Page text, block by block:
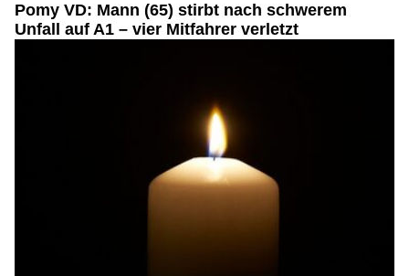
Pomy VD: Mann (65) stirbt nach schwerem
Unfall auf A1 – vier Mitfahrer verletzt